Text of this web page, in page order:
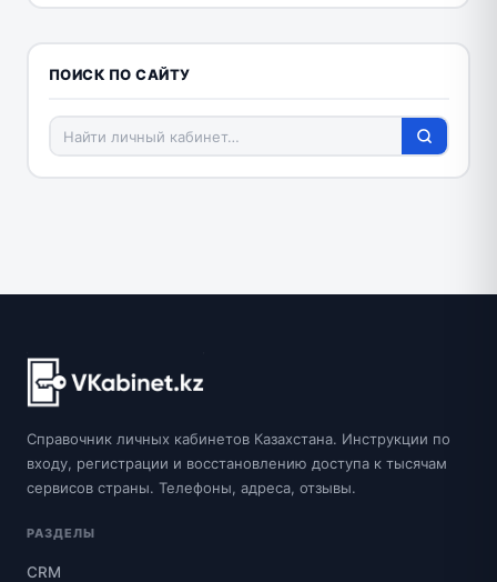
ПОИСК ПО САЙТУ
Справочник личных кабинетов Казахстана. Инструкции по
входу, регистрации и восстановлению доступа к тысячам
сервисов страны. Телефоны, адреса, отзывы.
РАЗДЕЛЫ
CRM